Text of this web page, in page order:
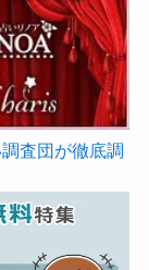
査団が徹底調